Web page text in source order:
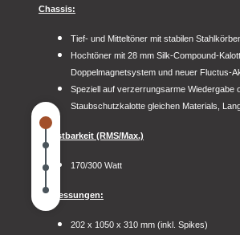
Chassis:
Tief- und Mitteltöner mit stabilen
Hochtöner mit 28 mm Silk-Compound-
Doppelmagnetsystem und neuer Fluctus-
Speziell auf verzerrungsarme Wiedergabe
Staubschutzkalotte gleichen Materials,
Belastbarkeit (RMS/Max.)
170/300 Watt
Abmessungen:
202 x 1050 x 310 mm (inkl. Spikes)